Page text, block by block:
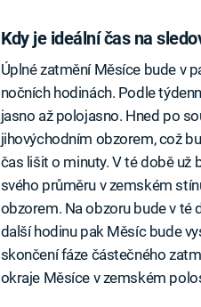
Kdy je ideální čas na
Úplné zatmění Měsíce bude v
nočních hodinách. Podle
jasno až polojasno. Hned po
jihovýchodním obzorem, což
čas lišit o minuty. V té době
svého průměru v zemském
obzorem. Na obzoru bude v té
další hodinu pak Měsíc bude
skončení fáze částečného
okraje Měsíce v zemském